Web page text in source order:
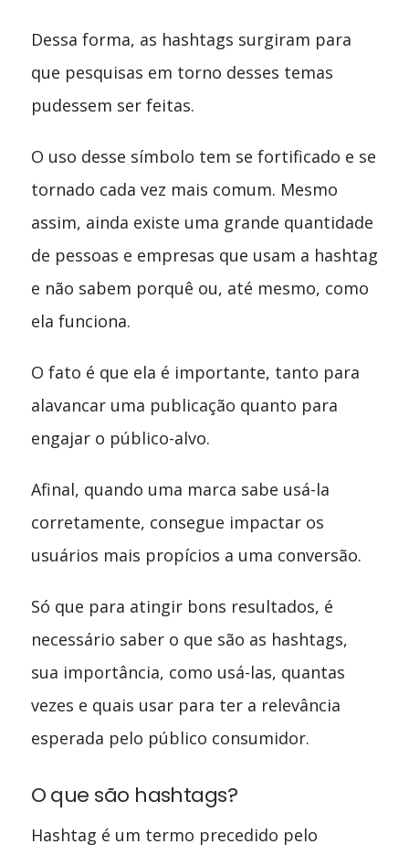
Dessa forma, as hashtags surgiram para
que pesquisas em torno desses temas
pudessem ser feitas.
O uso desse símbolo tem se fortificado e se
tornado cada vez mais comum. Mesmo
assim, ainda existe uma grande quantidade
de pessoas e empresas que usam a hashtag
e não sabem porquê ou, até mesmo, como
ela funciona.
O fato é que ela é importante, tanto para
alavancar uma publicação quanto para
engajar o público-alvo.
Afinal, quando uma marca sabe usá-la
corretamente, consegue impactar os
usuários mais propícios a uma conversão.
Só que para atingir bons resultados, é
necessário saber o que são as hashtags,
sua importância, como usá-las, quantas
vezes e quais usar para ter a relevância
esperada pelo público consumidor.
O que são hashtags?
Hashtag é um termo precedido pelo